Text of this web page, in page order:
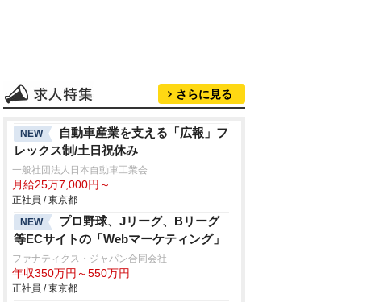
さらに見る
NEW
自動車産業を支える「広報」フ
レックス制/土日祝休み
一般社団法人日本自動車工業会
月給25万7,000円～
正社員 / 東京都
NEW
プロ野球、Jリーグ、Bリーグ
等ECサイトの「Webマーケティング」
ファナティクス・ジャパン合同会社
年収350万円～550万円
正社員 / 東京都